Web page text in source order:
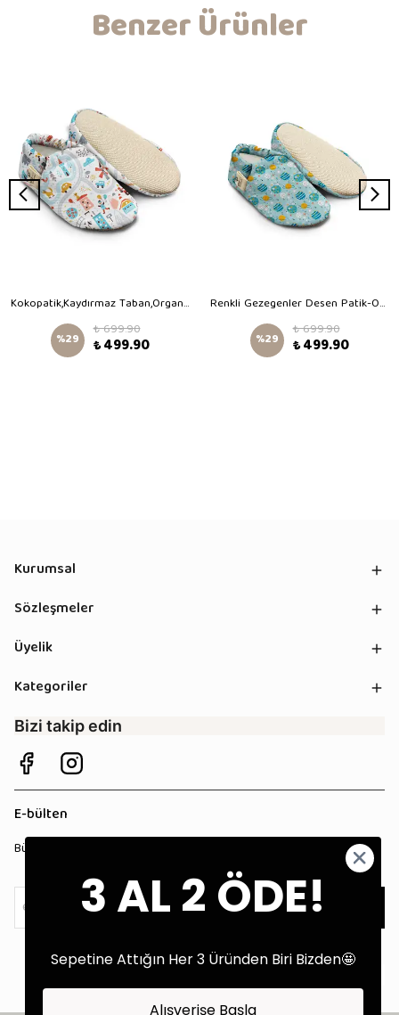
Benzer Ürünler
Kokopatik,Kaydırmaz Taban,Organik Pamuk Astarlı Ev Patiği,İlk Adım Ayakkabısı,Ütopya Desenli Patik
%29 ₺ 699.90
₺ 499.90
Renkli Gezegenler Desen Patik-Organik Pamuk Bebek Patiği, Kaydırmaz Taban, Yenidoğan Patik
%29 ₺ 699.90
₺ 499.90
Kurumsal
Sözleşmeler
Üyelik
Kategoriler
Bizi takip edin
E-bülten
Bültenimize kaydolun, tüm kampanyalardan anında haberdar olun!
3 AL 2 ÖDE!
Sepetine Attığın Her 3 Üründen Biri Bizden🤩
Alışverişe Başla